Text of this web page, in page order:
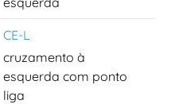
CE-L
cruzamento à
esquerda com ponto
liga